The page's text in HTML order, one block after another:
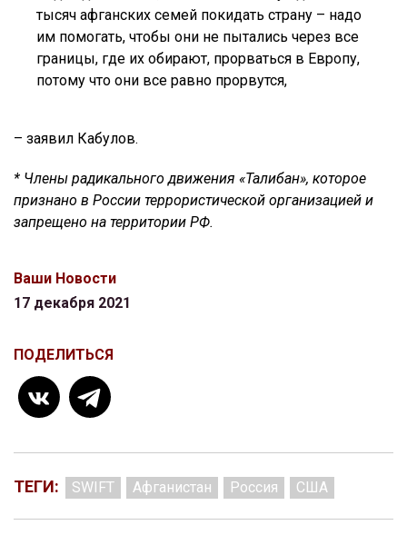
тысяч афганских семей покидать страну – надо
им помогать, чтобы они не пытались через все
границы, где их обирают, прорваться в Европу,
потому что они все равно прорвутся,
– заявил Кабулов.
* Члены радикального движения «Талибан», которое
признано в России террористической организацией и
запрещено на территории РФ.
Ваши Новости
17 декабря 2021
ПОДЕЛИТЬСЯ
ТЕГИ: SWIFT Афганистан Россия США